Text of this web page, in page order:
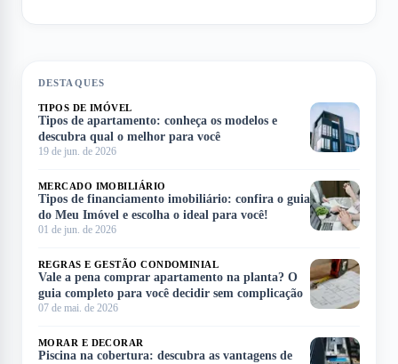
DESTAQUES
TIPOS DE IMÓVEL
Tipos de apartamento: conheça os modelos e
descubra qual o melhor para você
19 de jun. de 2026
MERCADO IMOBILIÁRIO
Tipos de financiamento imobiliário: confira o guia
do Meu Imóvel e escolha o ideal para você!
01 de jun. de 2026
REGRAS E GESTÃO CONDOMINIAL
Vale a pena comprar apartamento na planta? O
guia completo para você decidir sem complicação
07 de mai. de 2026
MORAR E DECORAR
Piscina na cobertura: descubra as vantagens de